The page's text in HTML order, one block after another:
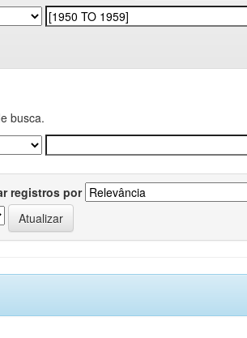
busca.
registros por